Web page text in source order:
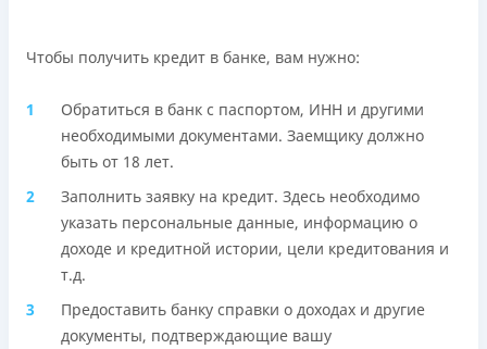
Чтобы получить кредит в банке, вам нужно:
Обратиться в банк с паспортом, ИНН и другими
необходимыми документами. Заемщику должно
быть от 18 лет.
Заполнить заявку на кредит. Здесь необходимо
указать персональные данные, информацию о
доходе и кредитной истории, цели кредитования и
т.д.
Предоставить банку справки о доходах и другие
документы, подтверждающие вашу